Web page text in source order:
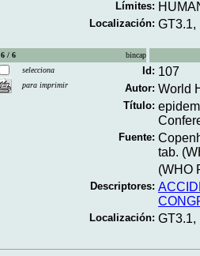
Límites:
Localización: GT3.1,
6 / 6
bincap
selecciona
para imprimir
Id: 107
Autor: World
Título:
Fuente:
tab.
(WHO
Descriptores:
Localización: GT3.1,